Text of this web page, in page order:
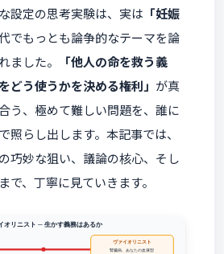
設定の思考実験は、実は 「妊娠
でもっとも論争的なテーマを論
ました。
「他人の命を救う義
どう使うかを決める権利」 が真
う、極めて難しい問題を、誰に
照らし出します。本記事では、
巧妙な狙い、議論の核心、そし
で、丁寧に見ていきます。